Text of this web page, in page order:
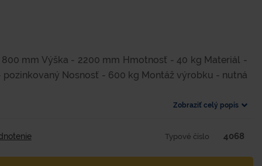
mm Výška - 2200 mm Hmotnosť - 40 kg Materiál -
Nosnosť - 600 kg Montáž výrobku - nutná
Zobraziť celý popis
Typové číslo 4068